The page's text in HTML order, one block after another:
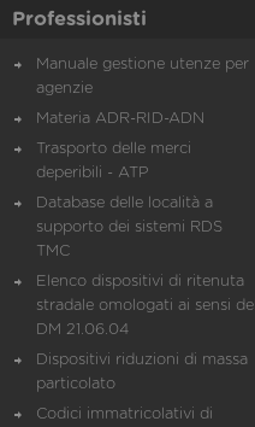
Professionisti
Manuale gestione utenze per
agenzie
Materia ADR-RID-ADN
Trasporto delle merci
deperibili - ATP
Database delle località a
supporto dei sistemi RDS
TMC
Elenco dispositivi di ritenuta
stradale omologati ai sensi del
DM 21.06.04
Dispositivi riduzioni di massa
particolato
Codici immatricolativi di